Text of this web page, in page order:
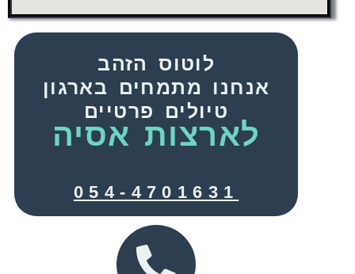
לוטוס הזהב
אנחנו מתמחים בארגון
טיולים פרטיים
לארצות אסיה
054-4701631